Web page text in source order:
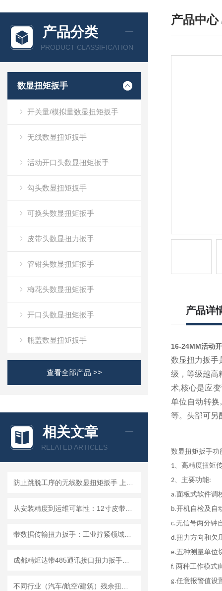
产品分类
PRODUCT CLASSIFICATION
数显扭矩扳手
开关量/模拟量数显扭矩扳手
无线数显扭矩扳手
活动开口头数显扭矩扳手
勾头数显扭矩扳手
可换头数显扭矩扳手
皮带头数显扭力扳手
管钳头数显扭矩扳手
梅花头数显扭矩扳手
开口头数显扭矩扳手
瓶盖数显扭矩扳手
查看全部产品 >>
相关文章
RELATED ARTICLES
产品中心
产品详
16-24MM活动
数显扭力扳手
级，等级越高
术,核心是应
单位自动转
等。头部可另
数显扭矩扳手功
1、高精度扭矩
2、主要功能:
a.面板式软件调
b.开机自检及自
c.无信号两分钟
d.扭力方向和欠
e.五种测量单位
f. 两种工作模式(
g.任意报警值设